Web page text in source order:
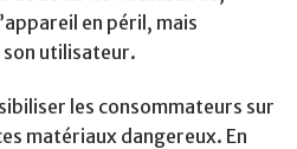
en péril, mais
son utilisateur.
les consommateurs sur
matériaux dangereux. En